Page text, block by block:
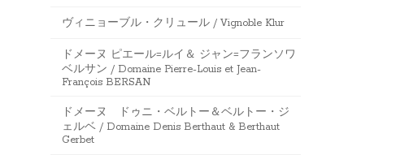
ヴィニョーブル・クリュール / Vignoble Klur
ドメーヌ ピエール=ルイ＆ ジャン=フランソワ
ベルサン / Domaine Pierre-Louis et Jean-
François BERSAN
ドメーヌ ドゥニ・ベルトー＆ベルトー・ジ
ェルベ / Domaine Denis Berthaut & Berthaut
Gerbet